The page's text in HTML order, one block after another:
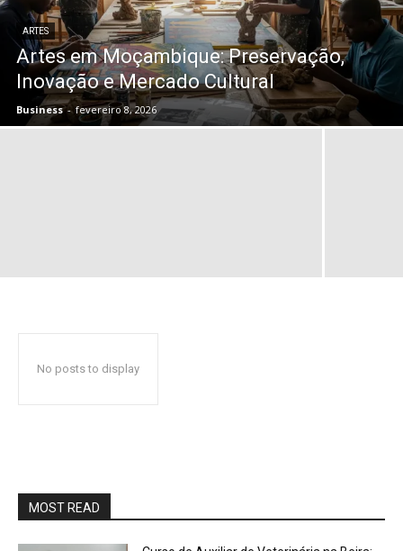
ARTES
Artes em Moçambique: Preservação,
Inovação e Mercado Cultural
Business - fevereiro 8, 2026
No posts to display
MOST READ